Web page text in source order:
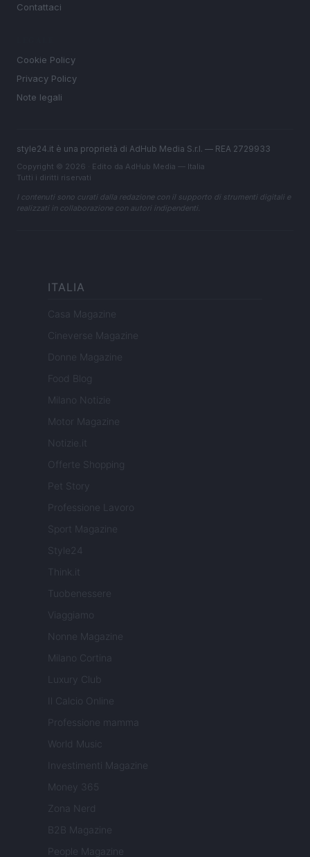
Contattaci
Cookie Policy
Privacy Policy
Note legali
style24.it è una proprietà di AdHub Media S.r.l. — REA 2729933
Copyright © 2026 · Edito da AdHub Media — Italia
Tutti i diritti riservati
I contenuti sono curati dalla redazione con il supporto di strumenti digitali e
realizzati in collaborazione con autori indipendenti.
ITALIA
Casa Magazine
Cineverse Magazine
Donne Magazine
Food Blog
Milano Notizie
Motor Magazine
Notizie.it
Offerte Shopping
Pet Story
Professione Lavoro
Sport Magazine
Style24
Think.it
Tuobenessere
Viaggiamo
Nonne Magazine
Milano Cortina
Luxury Club
Il Calcio Online
Professione mamma
World Music
Investimenti Magazine
Money 365
Zona Nerd
B2B Magazine
People Magazine